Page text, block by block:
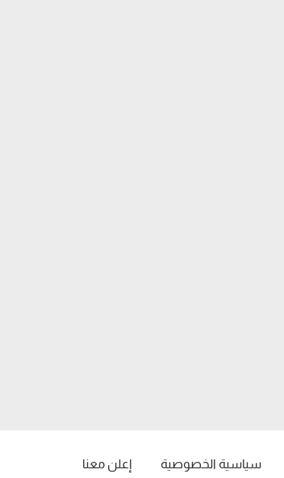
سياسية الخصوصية إعلن معنا